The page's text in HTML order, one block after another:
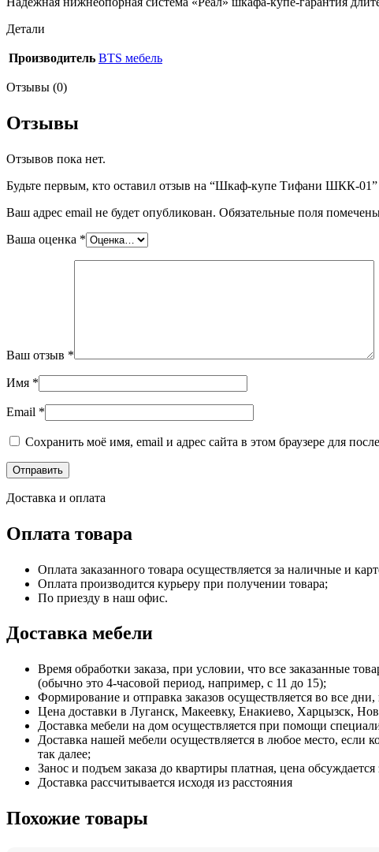
Детали
Производитель BTS мебель
Отзывы (0)
Отзывы
Отзывов пока нет.
Будьте первым, кто оставил отзыв на “Шкаф-купе Тифани ШКК-01”
Ваш адрес email не будет опубликован. Обязательные поля
Ваша оценка *
Ваш отзыв *
Имя *
Email *
Сохранить моё имя, email и адрес сайта в этом браузере для
Доставка и оплата
Оплата товара
Оплата заказанного товара осуществляется за наличные и
Оплата производится курьеру при получении товара;
По приезду в наш офис.
Доставка мебели
Время обработки заказа, при условии, что все заказанные
(обычно это 4-часовой период, например, с 11 до 15);
Формирование и отправка заказов осуществляется во все дни,
Цена доставки в Луганск, Макеевку, Енакиево, Харцызск,
Доставка мебели на дом осуществляется при помощи
Доставка нашей мебели осуществляется в любое место, если
так далее;
Занос и подъем заказа до квартиры платная, цена обсуждается
Доставка рассчитывается исходя из расстояния
Похожие товары